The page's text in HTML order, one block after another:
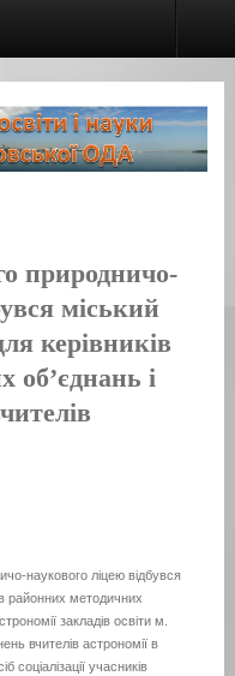
природничо-
міський
керівників
об’єднань і
наукового ліцею відбувся
районних методичних
закладів освіти м.
вчителів астрономії в
соціалізації учасників